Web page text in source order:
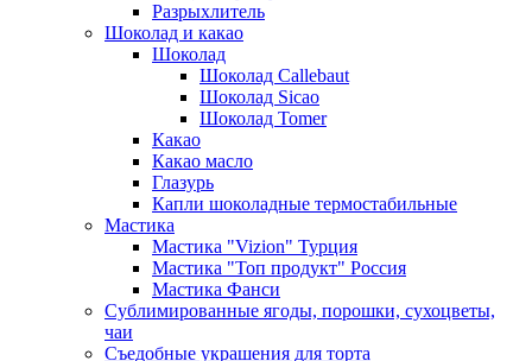
Разрыхлитель
Шоколад и какао
Шоколад
Шоколад Callebaut
Шоколад Sicao
Шоколад Tomer
Какао
Какао масло
Глазурь
Капли шоколадные термостабильные
Мастика
Мастика "Vizion" Турция
Мастика "Топ продукт" Россия
Мастика Фанси
Сублимированные ягоды, порошки, сухоцветы,
чаи
Съедобные украшения для торта